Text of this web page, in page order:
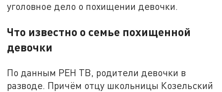
уголовное дело о похищении девочки.
Что известно о семье похищенной
девочки
По данным РЕН ТВ, родители девочки в
разводе. Причём отцу школьницы Козельский